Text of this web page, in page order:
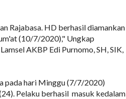
Rajabasa. HD berhasil diamankan
(10/7/2020)," Ungkap
AKBP Edi Purnomo, SH, SIK,
pada hari Minggu (7/7/2020)
Pelaku berhasil masuk kedalam